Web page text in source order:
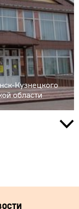
Кузнецкого
области